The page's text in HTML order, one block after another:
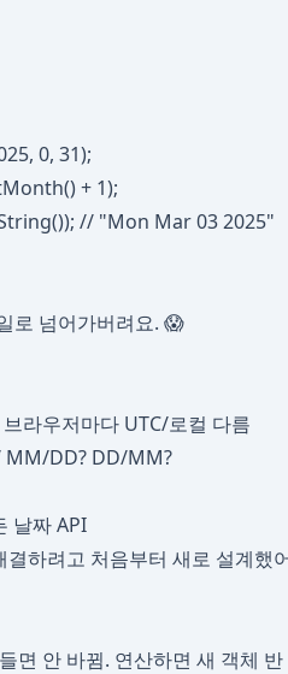
0, 31);
+ 1);
// "Mon Mar 03 2025"
로 넘어가버려요. 😱
라우저마다 UTC/로컬 다름
DD? DD/MM?
날짜 API
하려고 처음부터 새로 설계했
면 안 바뀜. 연산하면 새 객체 반